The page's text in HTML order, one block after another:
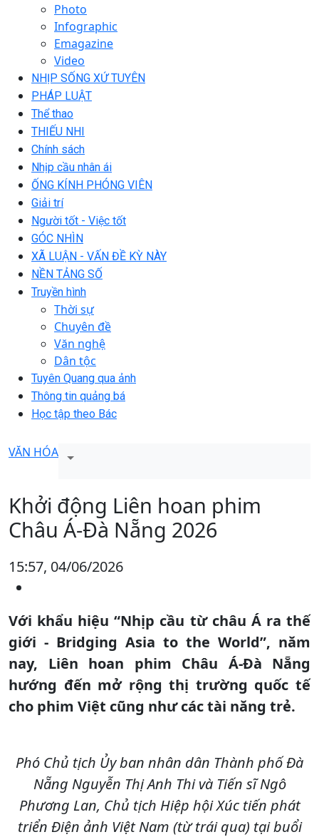
Photo
Infographic
Emagazine
Video
NHỊP SỐNG XỨ TUYÊN
PHÁP LUẬT
Thể thao
THIẾU NHI
Chính sách
Nhịp cầu nhân ái
ỐNG KÍNH PHÓNG VIÊN
Giải trí
Người tốt - Việc tốt
GÓC NHÌN
XÃ LUẬN - VẤN ĐỀ KỲ NÀY
NỀN TẢNG SỐ
Truyền hình
Thời sự
Chuyên đề
Văn nghệ
Dân tộc
Tuyên Quang qua ảnh
Thông tin quảng bá
Học tập theo Bác
VĂN HÓA
Khởi động Liên hoan phim
Châu Á-Đà Nẵng 2026
15:57, 04/06/2026
Với khẩu hiệu “Nhịp cầu từ châu Á ra thế
giới - Bridging Asia to the World”, năm
nay, Liên hoan phim Châu Á-Đà Nẵng
hướng đến mở rộng thị trường quốc tế
cho phim Việt cũng như các tài năng trẻ.
Phó Chủ tịch Ủy ban nhân dân Thành phố Đà
Nẵng Nguyễn Thị Anh Thi và Tiến sĩ Ngô
Phương Lan, Chủ tịch Hiệp hội Xúc tiến phát
triển Điện ảnh Việt Nam (từ trái qua) tại buổi